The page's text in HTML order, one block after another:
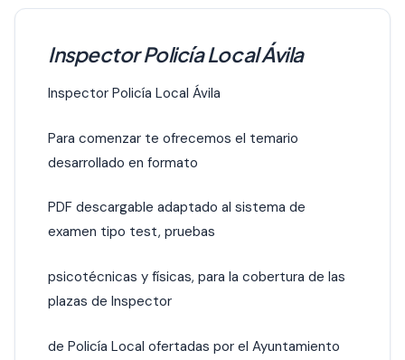
Inspector Policía Local Ávila
Inspector Policía Local Ávila
Para comenzar te ofrecemos el temario
desarrollado en formato
PDF descargable adaptado al sistema de
examen tipo test, pruebas
psicotécnicas y físicas, para la cobertura de las
plazas de Inspector
de Policía Local ofertadas por el Ayuntamiento